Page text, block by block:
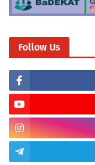
Follow Us